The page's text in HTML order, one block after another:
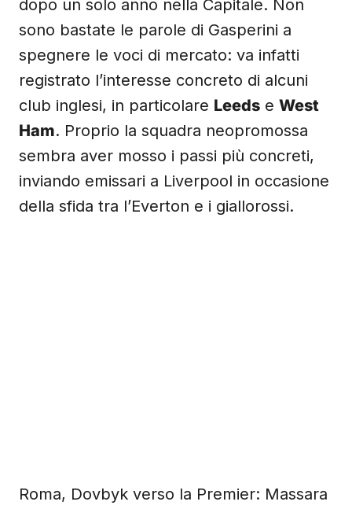
dopo un solo anno nella Capitale. Non
sono bastate le parole di Gasperini a
spegnere le voci di mercato: va infatti
registrato l’interesse concreto di alcuni
club inglesi, in particolare Leeds e West
Ham. Proprio la squadra neopromossa
sembra aver mosso i passi più concreti,
inviando emissari a Liverpool in occasione
della sfida tra l’Everton e i giallorossi.
Roma, Dovbyk verso la Premier: Massara